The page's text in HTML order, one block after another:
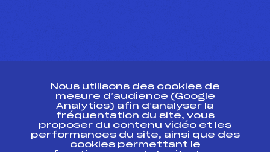
Ressources
Pass’Neige
Nous utilisons des cookies de
mesure d’audience (Google
Analytics) afin d’analyser la
fréquentation du site, vous
proposer du contenu vidéo et les
performances du site, ainsi que des
cookies permettant le